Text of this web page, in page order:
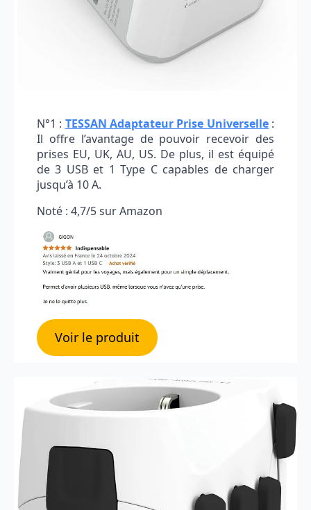
N°1 : TESSAN Adaptateur Prise Universelle :
Il offre l’avantage de pouvoir recevoir des
prises EU, UK, AU, US. De plus, il est équipé
de 3 USB et 1 Type C capables de charger
jusqu’à 10 A.
Noté : 4,7/5 sur Amazon
Voir le produit